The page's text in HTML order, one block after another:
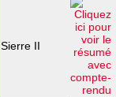
Sierre II